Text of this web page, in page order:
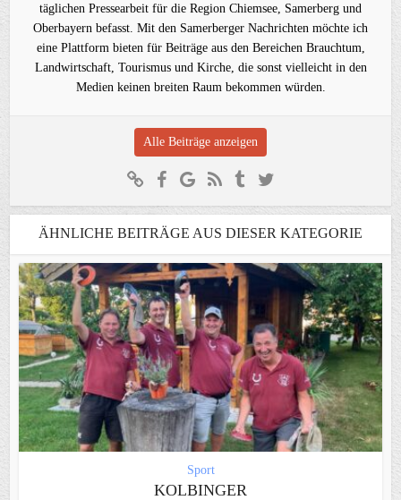
täglichen Pressearbeit für die Region Chiemsee, Samerberg und
Oberbayern befasst. Mit den Samerberger Nachrichten möchte ich
eine Plattform bieten für Beiträge aus den Bereichen Brauchtum,
Landwirtschaft, Tourismus und Kirche, die sonst vielleicht in den
Medien keinen breiten Raum bekommen würden.
Alle Beiträge anzeigen
ÄHNLICHE BEITRÄGE AUS DIESER KATEGORIE
Sport
KOLBINGER